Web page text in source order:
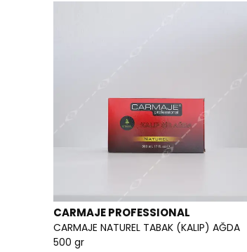
CARMAJE PROFESSIONAL
CARMAJE NATUREL TABAK (KALIP) AĞDA
500 gr